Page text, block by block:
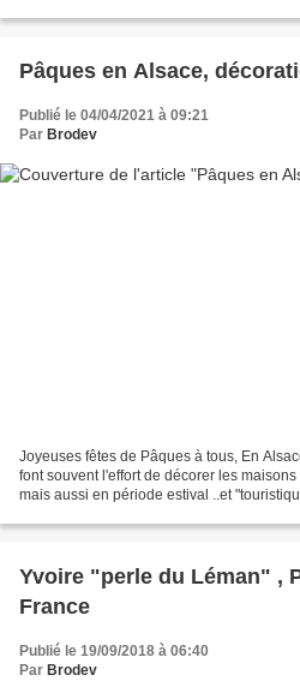
Pâques en Alsace,
Publié le 04/04/2021 à 09:21
Par Brodev
Joyeuses fêtes de Pâques à tous, En
font souvent l'effort de décorer les
mais aussi en période estival ..et
Yvoire "perle du Léman" ,
France
Publié le 19/09/2018 à 06:40
Par Brodev